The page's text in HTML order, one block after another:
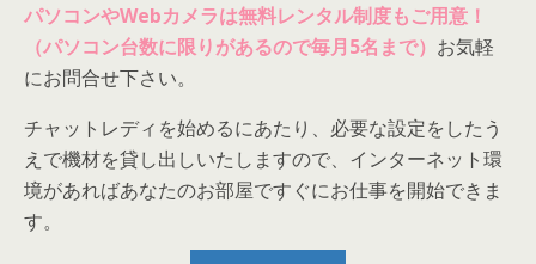
パソコンやWebカメラは無料レンタル制度もご用意！
（パソコン台数に限りがあるので毎月5名まで） お気軽
にお問合せ下さい。
チャットレディを始めるにあたり、必要な設定をしたう
えで機材を貸し出しいたしますので、インターネット環
境があればあなたのお部屋ですぐにお仕事を開始できま
す。